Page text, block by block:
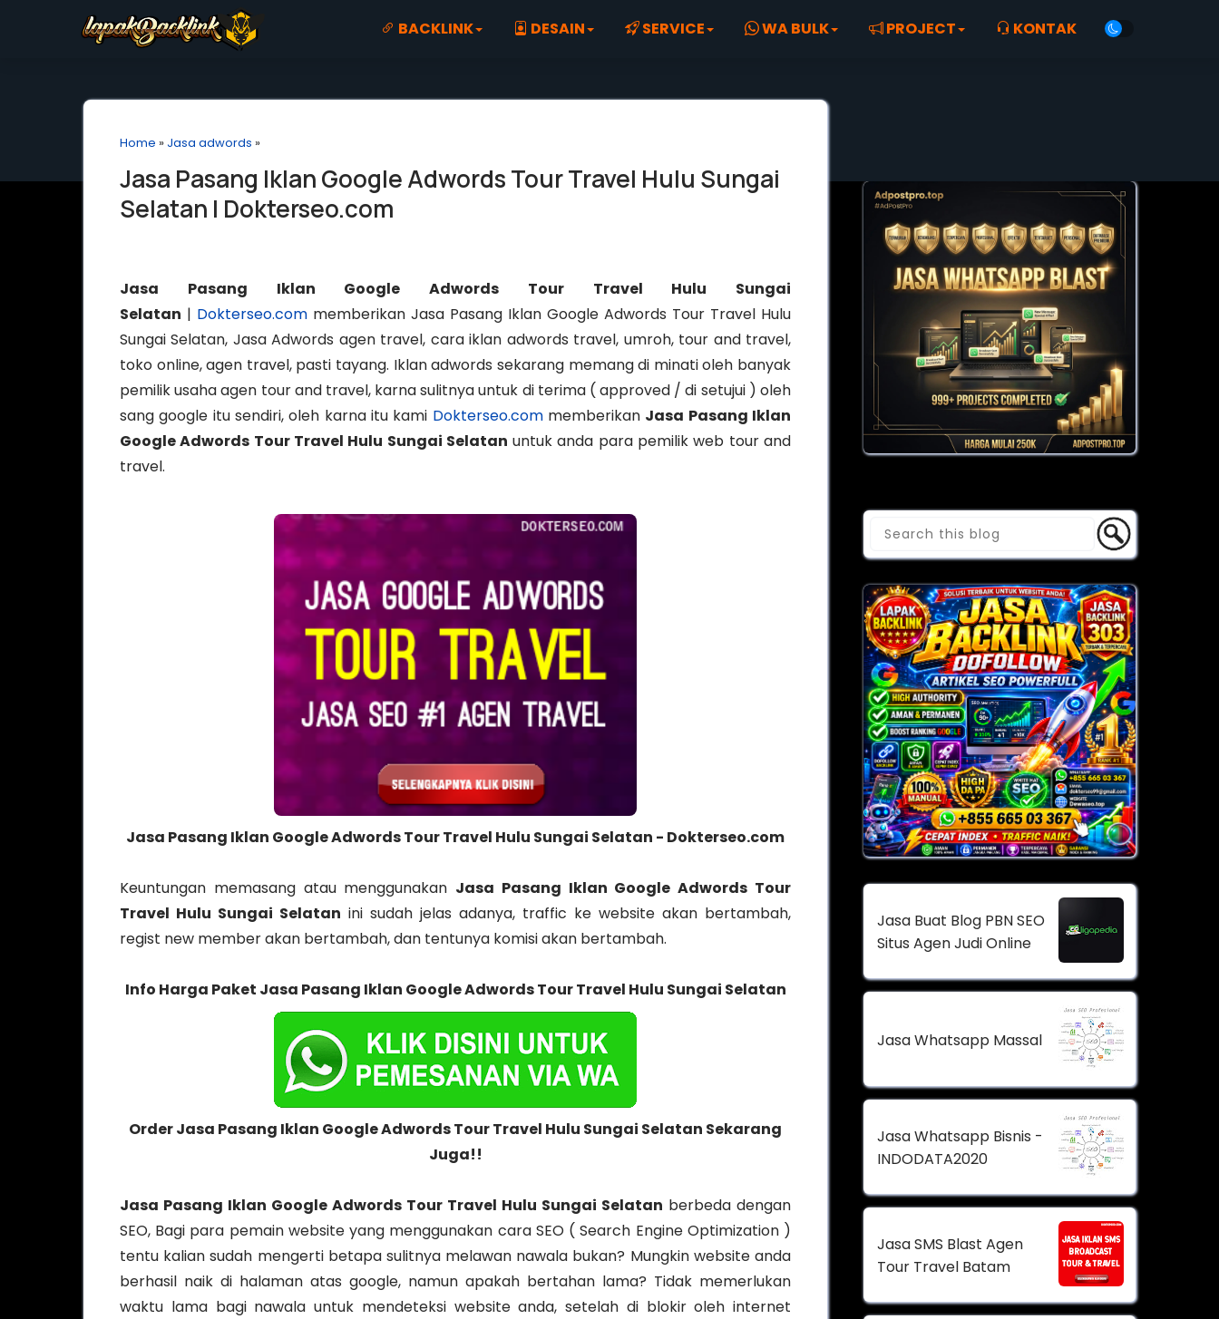
BACKLINK DESAIN SERVICE WA BULK PROJECT KONTAK
Home » Jasa adwords »
Jasa Pasang Iklan Google Adwords Tour Travel Hulu Sungai
Selatan | Dokterseo.com
Jasa Pasang Iklan Google Adwords Tour Travel Hulu Sungai
Selatan | Dokterseo.com memberikan Jasa Pasang Iklan Google Adwords Tour Travel Hulu
Sungai Selatan, Jasa Adwords agen travel, cara iklan adwords travel, umroh, tour and travel,
toko online, agen travel, pasti tayang. Iklan adwords sekarang memang di minati oleh banyak
pemilik usaha agen tour and travel, karna sulitnya untuk di terima ( approved / di setujui ) oleh
sang google itu sendiri, oleh karna itu kami Dokterseo.commemberikan Jasa Pasang Iklan
Google Adwords Tour Travel Hulu Sungai Selatan untuk anda para pemilik web tour and
travel.
Jasa Pasang Iklan Google Adwords Tour Travel Hulu Sungai Selatan - Dokterseo.com
Keuntungan memasang atau menggunakan Jasa Pasang Iklan Google Adwords Tour
Travel Hulu Sungai Selatan ini sudah jelas adanya, traffic ke website akan bertambah,
regist new member akan bertambah, dan tentunya komisi akan bertambah.
Info Harga Paket Jasa Pasang Iklan Google Adwords Tour Travel Hulu Sungai Selatan
Order Jasa Pasang Iklan Google Adwords Tour Travel Hulu Sungai Selatan Sekarang
Juga!!
Jasa Pasang Iklan Google Adwords Tour Travel Hulu Sungai Selatan berbeda dengan
SEO, Bagi para pemain website yang menggunakan cara SEO ( Search Engine Optimization )
tentu kalian sudah mengerti betapa sulitnya melawan nawala bukan? Mungkin website anda
berhasil naik di halaman atas google, namun apakah bertahan lama? Tidak memerlukan
waktu lama bagi nawala untuk mendeteksi website anda, setelah di blokir oleh internet
Jasa Buat Blog PBN SEO
Situs Agen Judi Online
Jasa Whatsapp Massal
Jasa Whatsapp Bisnis -
INDODATA2020
Jasa SMS Blast Agen
Tour Travel Batam